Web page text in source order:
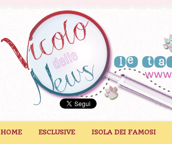
HOME ESCLUSIVE ISOLA DEI FAMOSI